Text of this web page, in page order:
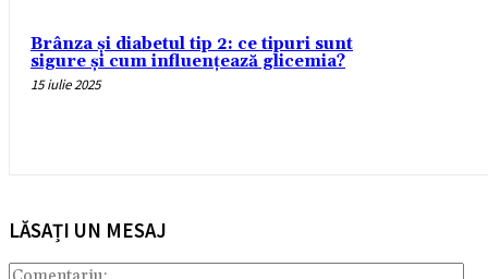
Brânza și diabetul tip 2: ce tipuri sunt
sigure și cum influențează glicemia?
15 iulie 2025
LĂSAȚI UN MESAJ